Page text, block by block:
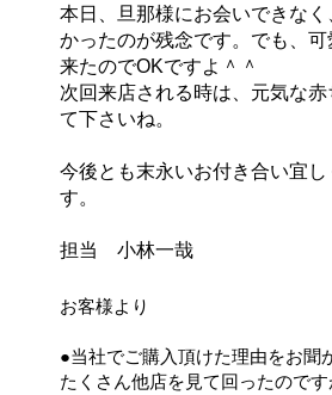
本日、旦那様にお会いできな
かったのが残念です。でも、
来たのでOKですよ＾＾
次回来店される時は、元気な
て下さいね。
今後とも末永いお付き合い宜し
す。
担当 小林一哉
お客様より
●当社でご購入頂けた理由をお聞
たくさん他店を見て回ったので